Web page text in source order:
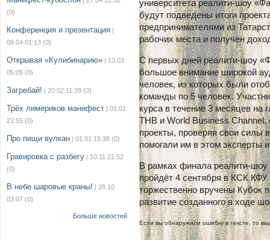
(0)
Конференция и презентация |
09.04 01:13 (0)
Открывая «Кулибинарию» | 13.03
05:05 (0)
Загребай! | 20.02 11:39 (0)
Трёх лимериков манифест | 01.01
22:55 (0)
Про пищи вулкан | 01.01 15:38 (0)
Гравировка с разбегу | 10.11 21:52
(0)
В небе шаровые краны! | 28.10
03:07 (0)
Больше новостей
университета реалити-шоу
будут подведены итоги
предпринимателями из
рабочих места и получен
С первых дней реалити-шоу
большое внимание широкой
человек, из которых были
команды по 5 человек.
курса в течение 3 месяцев на
ТНВ и World Business Channel,
проекты, проверяя свои силы
помогали им в этом эксперты
В рамках финала реалити-шоу
пройдёт 4 сентября в КСК
торжественно вручены Кубок
развитие созданного в ходе
Если вы обнаружили ошибку в тексте, то